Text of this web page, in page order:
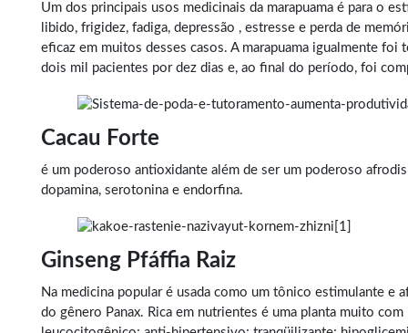
Um dos principais usos medicinais da marapuama é para o
libido, frigidez, fadiga, depressão , estresse e perda de
eficaz em muitos desses casos. A marapuama igualmente
dois mil pacientes por dez dias e, ao final do período, foi
Cacau Forte
é um poderoso antioxidante além de ser um poderoso
dopamina, serotonina e endorfina.
Ginseng Pfáffia Raiz
Na medicina popular é usada como um tônico estimulante e
do gênero Panax. Rica em nutrientes é uma planta muito